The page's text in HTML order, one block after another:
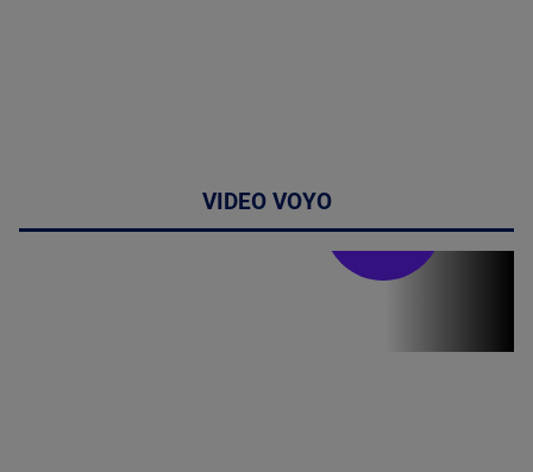
VIDEO VOYO
Stirile PRO TV